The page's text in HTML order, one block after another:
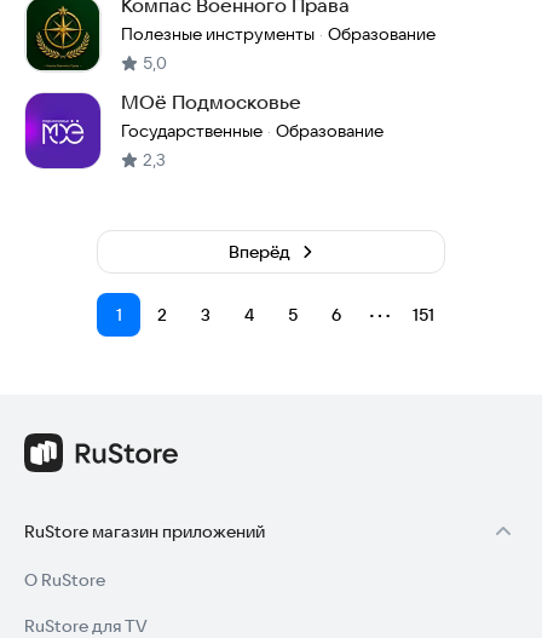
Компас Военного Права
Полезные инструменты · Образование
5,0
МОё Подмосковье
Государственные · Образование
2,3
1 2 3 4 5 6 ⋯ 151
Вперёд
RuStore магазин приложений
О RuStore
RuStore для TV